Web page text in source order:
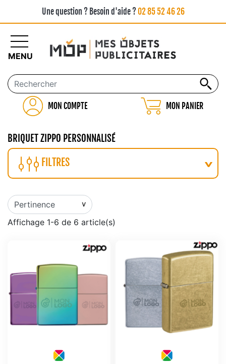
Une question ? Besoin d'aide ?02 85 52 46 26
MON COMPTE MON PANIER
MENU
BRIQUET ZIPPO PERSONNALISÉ
FILTRES
Affichage 1-6 de 6 article(s)